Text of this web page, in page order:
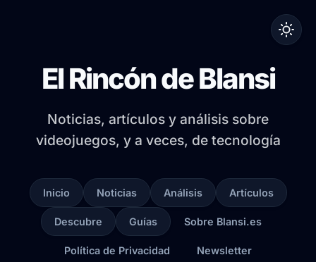
El Rincón de Blansi
Noticias, artículos y análisis sobre
videojuegos, y a veces, de tecnología
Inicio Noticias Análisis Artículos
Descubre Guías Sobre Blansi.es
Política de Privacidad Newsletter